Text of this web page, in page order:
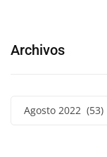
Archivos
Agosto 2022 (53)